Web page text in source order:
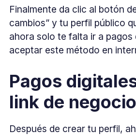
Finalmente da clic al botón
cambios” y tu perfil público
ahora solo te falta ir a pagos
aceptar este método en
Pagos
link de negocio
Después de crear tu perfil,